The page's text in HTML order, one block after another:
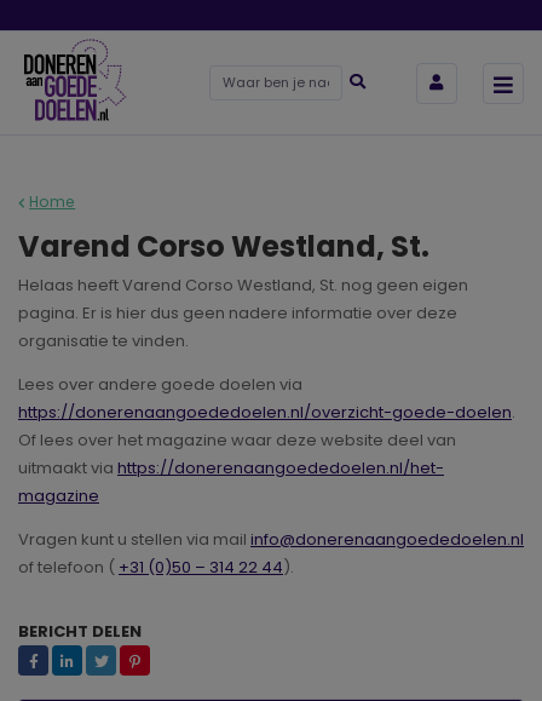
Home
Varend Corso Westland, St.
Helaas heeft Varend Corso Westland, St. nog geen eigen
pagina. Er is hier dus geen nadere informatie over deze
organisatie te vinden.
Lees over andere goede doelen via
https://donerenaangoededoelen.nl/overzicht-goede-doelen.
Of lees over het magazine waar deze website deel van
uitmaakt via https://donerenaangoededoelen.nl/het-
magazine
Vragen kunt u stellen via mail info@donerenaangoededoelen.nl
of telefoon ( +31 (0)50 – 314 22 44).
BERICHT DELEN